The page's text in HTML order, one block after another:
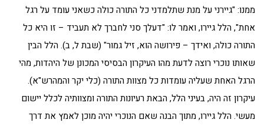
ממנו: "גיירני על מנת שתלמדני כל התורה כולה כשאני עומד על רגל
אחת", הלל גיירו, ואמר לו: "דעלך סני לחברך לא תעביד – זו היא כל
התורה כולה, ואידך – פירושה הוא, זיל גמור" (שבת ל, ב). הלל הבין
שאותו נוכרי רוצה לדעת מהו העיקרון הבסיסי המכונן של היהדות, מהי
הרגל האחת שעליה עומדות כל מצוות התורה (כלי יקר והמהרש"א).
עיקרון זה היה, בעיני הלל, הבאת רעיונות התורה ומצוותיה לכלל יישום
מעשי. הלל גיירו, מתוך הבנה שאם הנוכרי יהיה מוכן לאמץ את דרך